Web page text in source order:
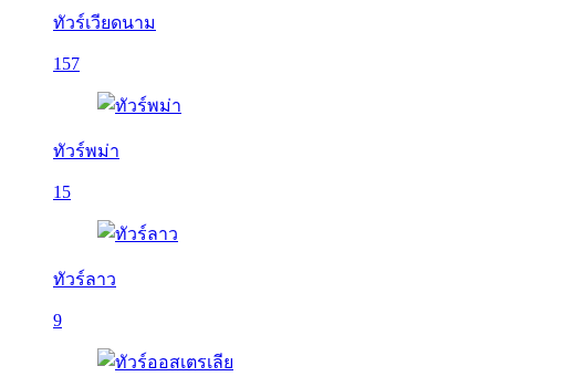
ทัวร์เวียดนาม
157
ทัวร์พม่า
15
ทัวร์ลาว
9